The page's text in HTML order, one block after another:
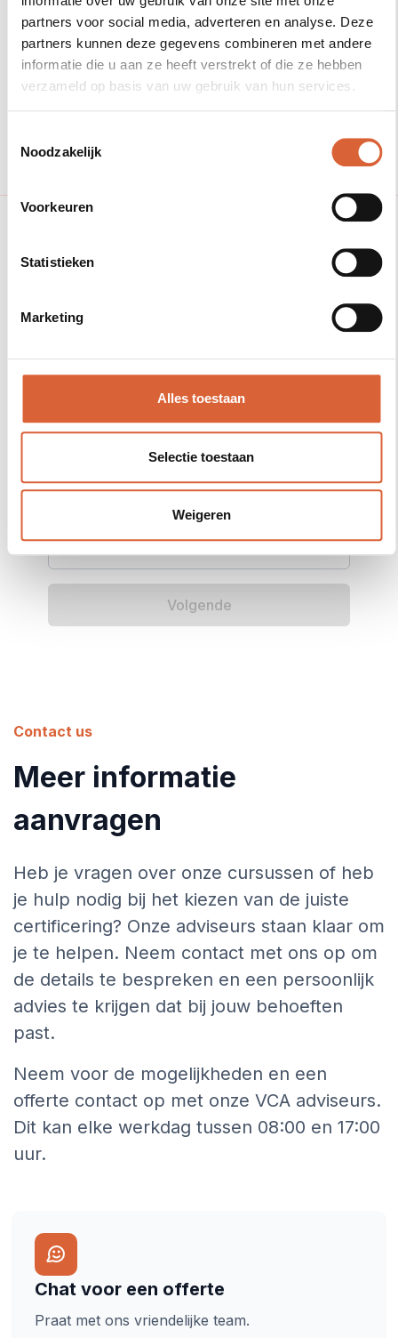
partners voor social media, adverteren en analyse. Deze
partners kunnen deze gegevens combineren met andere
informatie die u aan ze heeft verstrekt of die ze hebben
verzameld op basis van uw gebruik van hun services.
Noodzakelijk
Voorkeuren
Statistieken
Marketing
Alles toestaan
Selectie toestaan
Weigeren
Rated 5 stars on Springest
Meld je vandaag nog aan
voor de cursus!
Aanmelden
Selecteer
cursusmoment:
Volgende
Contact us
Meer informatie
aanvragen
Heb je vragen over onze cursussen of heb
je hulp nodig bij het kiezen van de juiste
certificering? Onze adviseurs staan klaar om
je te helpen. Neem contact met ons op om
de details te bespreken en een persoonlijk
advies te krijgen dat bij jouw behoeften
past.
Neem voor de mogelijkheden en een
offerte contact op met onze VCA adviseurs.
Dit kan elke werkdag tussen 08:00 en 17:00
uur.
Chat voor een offerte
Praat met ons vriendelijke team.